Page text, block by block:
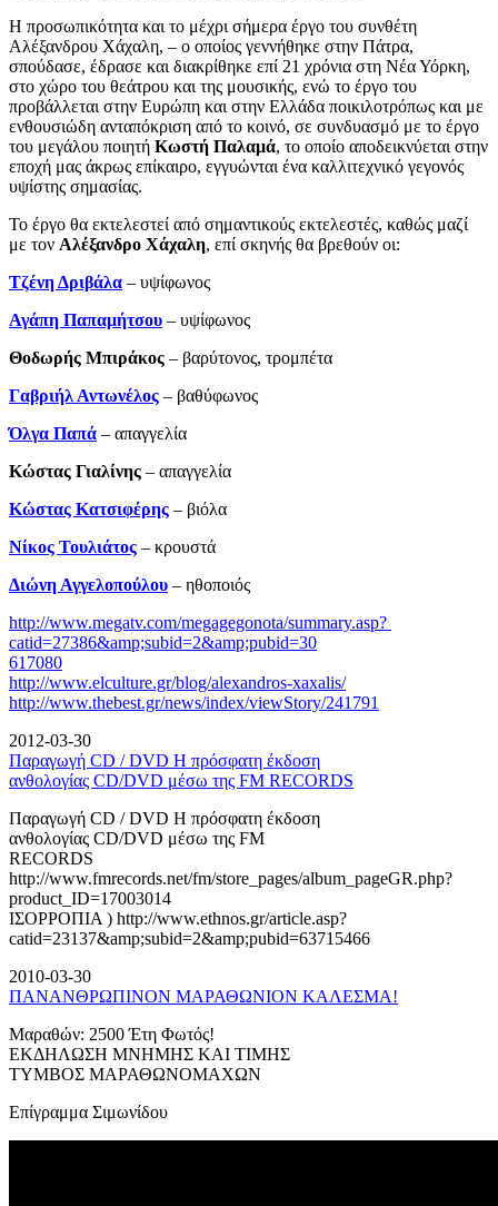
Η προσωπικότητα και το μέχρι σήμερα έργο του συνθέτη
Αλέξανδρου Χάχαλη, – ο οποίος γεννήθηκε στην Πάτρα,
σπούδασε, έδρασε και διακρίθηκε επί 21 χρόνια στη Νέα Υόρκη,
στο χώρο του θεάτρου και της μουσικής, ενώ το έργο του
προβάλλεται στην Ευρώπη και στην Ελλάδα ποικιλοτρόπως και με
ενθουσιώδη ανταπόκριση από το κοινό, σε συνδυασμό με το έργο
του μεγάλου ποιητή Κωστή Παλαμά, το οποίο αποδεικνύεται στην
εποχή μας άκρως επίκαιρο, εγγυώνται ένα καλλιτεχνικό γεγονός
υψίστης σημασίας.
Το έργο θα εκτελεστεί από σημαντικούς εκτελεστές, καθώς μαζί
με τον Αλέξανδρο Χάχαλη, επί σκηνής θα βρεθούν οι:
Τζένη Δριβάλα – υψίφωνος
Αγάπη Παπαμήτσου – υψίφωνος
Θοδωρής Μπιράκος – βαρύτονος, τρομπέτα
Γαβριήλ Αντωνέλος – βαθύφωνος
Όλγα Παπά – απαγγελία
Κώστας Γιαλίνης ­– απαγγελία
Κώστας Κατσιφέρης – βιόλα
Νίκος Τουλιάτος – κρουστά
Διώνη Αγγελοπούλου – ηθοποιός
http://www.megatv.com/megagegonota/summary.asp?
catid=27386&amp;subid=2&amp;pubid=30
617080
http://www.elculture.gr/blog/alexandros-xaxalis/
http://www.thebest.gr/news/index/viewStory/241791
2012-03-30
Παραγωγή CD / DVD Η πρόσφατη έκδοση
ανθολογίας CD/DVD μέσω της FM RECORDS
Παραγωγή CD / DVD Η πρόσφατη έκδοση
ανθολογίας CD/DVD μέσω της FM
RECORDS
http://www.fmrecords.net/fm/store_pages/album_pageGR.php?
product_ID=17003014
ΙΣΟΡΡΟΠΙΑ ) http://www.ethnos.gr/article.asp?
catid=23137&amp;subid=2&amp;pubid=63715466
2010-03-30
ΠΑΝΑΝΘΡΩΠΙΝΟΝ ΜΑΡΑΘΩΝΙΟΝ ΚΑΛΕΣΜΑ!
Μαραθών: 2500 Έτη Φωτός!
ΕΚΔΗΛΩΣΗ ΜΝΗΜΗΣ ΚΑΙ ΤΙΜΗΣ
ΤΥΜΒΟΣ ΜΑΡΑΘΩΝΟΜΑΧΩΝ
Επίγραμμα Σιμωνίδου